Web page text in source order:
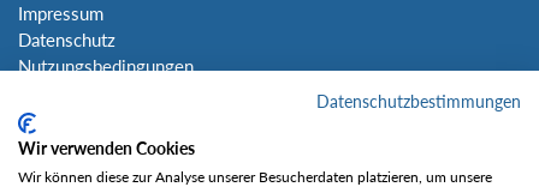
Impressum
Datenschutz
Nutzungsbedingungen
Social Media
Datenschutzbestimmungen
Wir verwenden Cookies
Wir können diese zur Analyse unserer Besucherdaten platzieren, um unsere